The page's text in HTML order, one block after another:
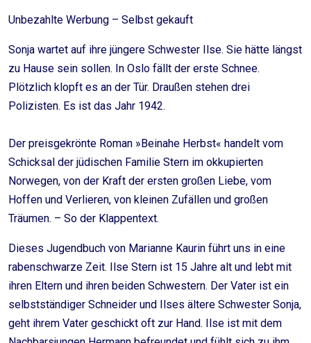
Unbezahlte Werbung – Selbst gekauft
Sonja wartet auf ihre jüngere Schwester Ilse. Sie hätte längst
zu Hause sein sollen. In Oslo fällt der erste Schnee.
Plötzlich klopft es an der Tür. Draußen stehen drei
Polizisten. Es ist das Jahr 1942.
Der preisgekrönte Roman »Beinahe Herbst« handelt vom
Schicksal der jüdischen Familie Stern im okkupierten
Norwegen, von der Kraft der ersten großen Liebe, vom
Hoffen und Verlieren, von kleinen Zufällen und großen
Träumen. – So der Klappentext.
Dieses Jugendbuch von Marianne Kaurin führt uns in eine
rabenschwarze Zeit. Ilse Stern ist 15 Jahre alt und lebt mit
ihren Eltern und ihren beiden Schwestern. Der Vater ist ein
selbstständiger Schneider und Ilses ältere Schwester Sonja,
geht ihrem Vater geschickt oft zur Hand. Ilse ist mit dem